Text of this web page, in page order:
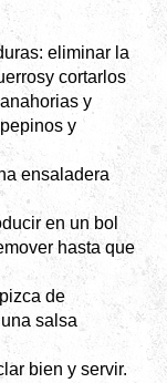
eliminar la
cortarlos
y
y
ensaladera
en un bol
hasta que
de
salsa
bien y servir.